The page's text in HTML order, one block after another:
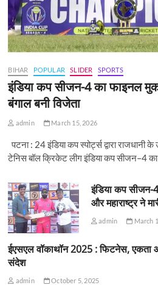
BIHAR POPULAR SLIDER SPORTS
इंडिया कप सीजन-4 का फाइनल
बंगाल बनी विजेता
admin March 15, 2026
पटना : 24 इंडिया कप स्पोर्ट्स द्वारा
टेनिस बॉल क्रिकेट लीग इंडिया कप सीजन–4
इंडिया कप सीजन-
और महाराष्ट्र ने
admin March
ईएसएल वॉकाथॉन 2025 : फिटनेस, एकता
संदेश
admin October 5, 2025